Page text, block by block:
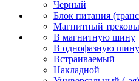
Черный
Блок питания
Магнитный
В магнитную шину
В однофазную шину
Встраиваемый
Накладной